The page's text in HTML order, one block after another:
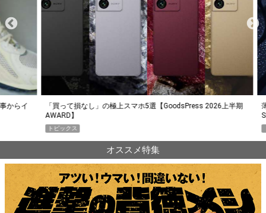
イ
「買って損なし」の極上スマホ5選【GoodsPress 2026上半期
AWARD】
トピックス
薄着
オススメ特集